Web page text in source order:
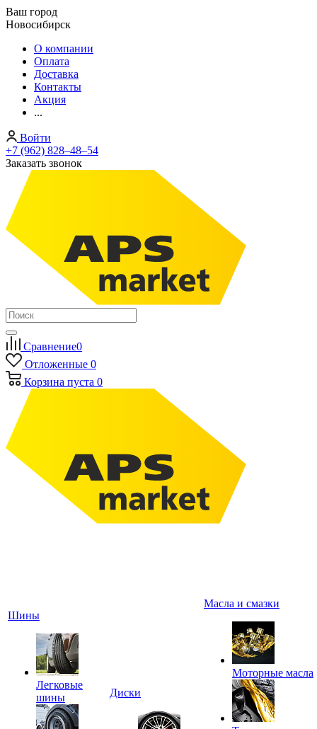
Ваш город
Новосибирск
О компании
Оплата
Доставка
Контакты
Акция
...
Войти
+7 (962) 828‒48‒54
Заказать звонок
Сравнение0
Отложенные 0
Корзина пуста 0
Шины
Легковые
шины
Диски
Масла и смазки
Моторные масла